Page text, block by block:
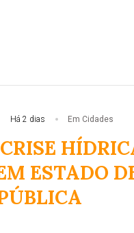
Há 2 dias Em Cidades
ESTADO